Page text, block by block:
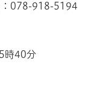
078-918-5194
時40分